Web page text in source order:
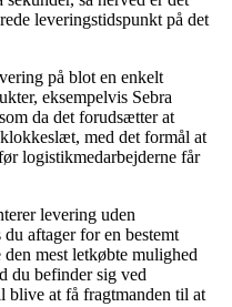
leveringstidspunkt på det
på blot en enkelt
eksempelvis Sebra
da det forudsætter at
med det formål at
logistikmedarbejderne får
levering uden
aftager for en bestemt
mest letkøbte mulighed
du befinder sig ved
at få fragtmanden til at